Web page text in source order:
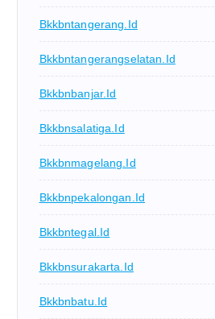
Bkkbntangerang.id
Bkkbntangerangselatan.id
Bkkbnbanjar.id
Bkkbnsalatiga.id
Bkkbnmagelang.id
Bkkbnpekalongan.id
Bkkbntegal.id
Bkkbnsurakarta.id
Bkkbnbatu.id